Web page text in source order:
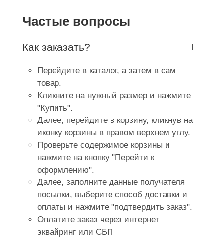
Частые вопросы
Как заказать?
Перейдите в каталог, а затем в сам
товар.
Кликните на нужный размер и нажмите
"Купить".
Далее, перейдите в корзину, кликнув на
иконку корзины в правом верхнем углу.
Проверьте содержимое корзины и
нажмите на кнопку "Перейти к
оформлению".
Далее, заполните данные получателя
посылки, выберите способ доставки и
оплаты и нажмите "подтвердить заказ".
Оплатите заказ через интернет
эквайринг или СБП